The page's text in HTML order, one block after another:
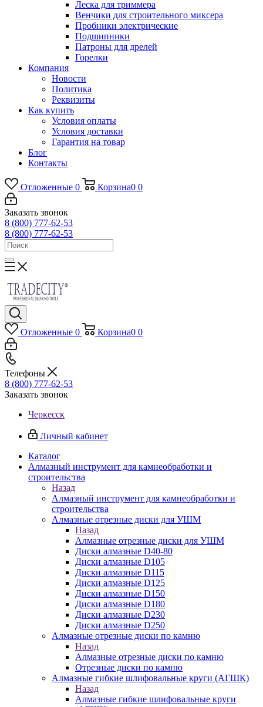
Леска для триммера
Венчики для строительного миксера
Пробники электрические
Подшипники
Патроны для дрелей
Горелки
Компания
Новости
Политика
Реквизиты
Как купить
Условия оплаты
Условия доставки
Гарантия на товар
Блог
Контакты
Отложенные 0 Корзина0 0
Заказать звонок
8 (800) 777-62-53
8 (800) 777-62-53
Отложенные 0 Корзина0 0
Телефоны
8 (800) 777-62-53
Заказать звонок
Черкесск
Личный кабинет
Каталог
Алмазный инструмент для камнеобработки и
строительства
Назад
Алмазный инструмент для камнеобработки и
строительства
Алмазные отрезные диски для УШМ
Назад
Алмазные отрезные диски для УШМ
Диски алмазные D40-80
Диски алмазные D105
Диски алмазные D115
Диски алмазные D125
Диски алмазные D150
Диски алмазные D180
Диски алмазные D230
Диски алмазные D250
Алмазные отрезные диски по камню
Назад
Алмазные отрезные диски по камню
Отрезные диски по камню
Алмазные гибкие шлифовальные круги (АГШК)
Назад
Алмазные гибкие шлифовальные круги